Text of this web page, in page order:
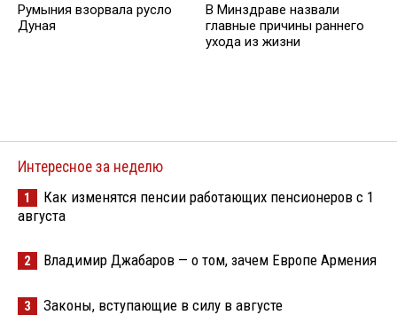
Румыния взорвала русло
Дуная
В Минздраве назвали
главные причины раннего
ухода из жизни
Интересное за неделю
1
Как изменятся пенсии работающих пенсионеров с 1
августа
2 Владимир Джабаров — о том, зачем Европе Армения
3 Законы, вступающие в силу в августе